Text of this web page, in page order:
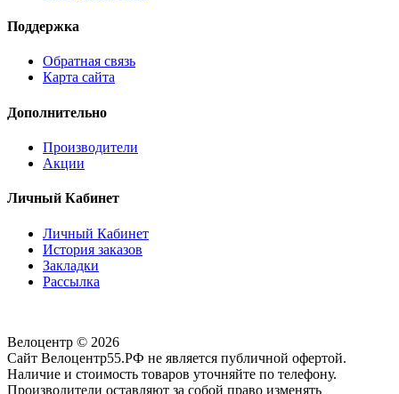
Поддержка
Обратная связь
Карта сайта
Дополнительно
Производители
Акции
Личный Кабинет
Личный Кабинет
История заказов
Закладки
Рассылка
Велоцентр © 2026
Сайт Велоцентр55.РФ не является публичной офертой.
Наличие и стоимость товаров уточняйте по телефону.
Производители оставляют за собой право изменять